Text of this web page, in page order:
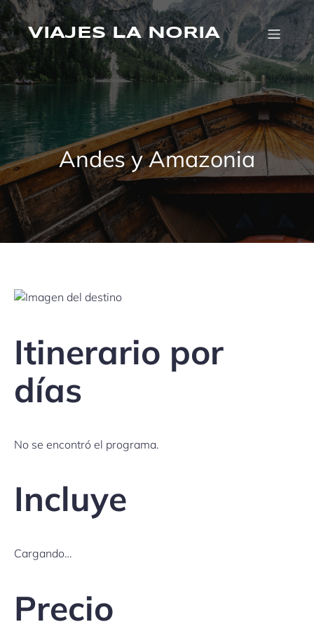
Saltar
al
contenidoVIAJES LA NORIA
Andes y Amazonia
Itinerario por
días
No se encontró el programa.
Incluye
Cargando…
Precio